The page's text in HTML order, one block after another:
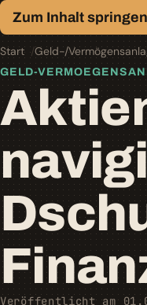
Zum Inhalt springen
Finanz-Lexikon
Geld, einfach erklärt.
Start Geld-/
GELD-
Veröffentlicht am